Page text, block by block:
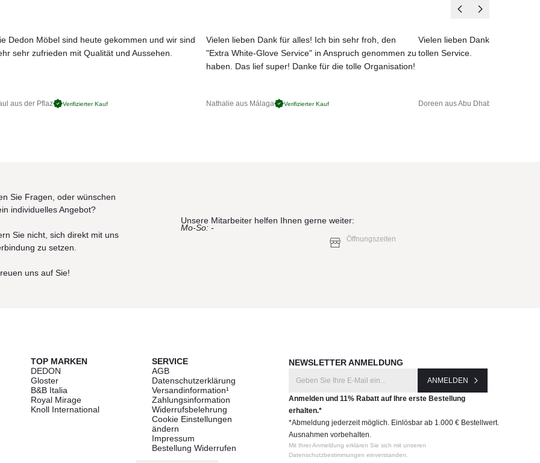
JETZT MUSTER BESTELLEN
Dedon Möbel sind heute gekommen und wir sind
sehr zufrieden mit Qualität und Aussehen.
aus der Pflaz Verifizierter Kauf
Vielen lieben Dank für alles! Ich bin sehr froh, den
"Extra White-Glove Service" in Anspruch genommen zu
haben. Das lief super! Danke für die tolle Organisation!
Nathalie aus Málaga Verifizierter Kauf
Vielen lieben Dank für das
tollen Service.
Doreen aus Abu Dhabi
Sie Fragen, oder wünschen
individuelles Angebot?
Sie nicht, sich direkt mit uns
zu setzen.
uns auf Sie!
Unsere Mitarbeiter helfen Ihnen gerne weiter:
Mo-So: -
Öffnungszeiten
TOP MARKEN
DEDON
Gloster
B&B Italia
Royal Mirage
Knoll International
SERVICE
AGB
Datenschutzerklärung
Versandinformation¹
Zahlungsinformation
Widerrufsbelehrung
Cookie Einstellungen
ändern
Impressum
Bestellung Widerrufen
NEWSLETTER ANMELDUNG
ANMELDEN
Anmelden und 11% Rabatt auf Ihre erste Bestellung
erhalten.*
*Abmeldung jederzeit möglich. Einlösbar ab 1.000 € Bestellwert.
Ausnahmen vorbehalten.
Mit Ihrer Anmeldung erklären Sie sich mit unseren
Datenschutzbestimmungen einverstanden.